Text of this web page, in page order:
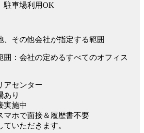
駐車場利用OK
、その他会社が指定する範囲
囲：会社の定めるすべてのオフィス
アセンター
あり
実施中
ホで面接＆履歴書不要
いただきます。